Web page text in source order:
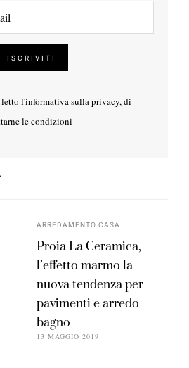
letto l'informativa sulla privacy, di
le condizioni
ARREDAMENTO CASA
Proia La Ceramica,
l’effetto marmo la
nuova tendenza per
pavimenti e arredo
bagno
13 MAGGIO 2019